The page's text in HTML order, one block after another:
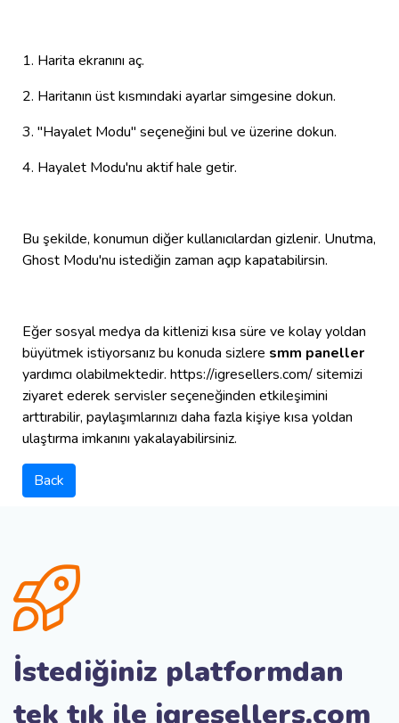
1. Harita ekranını aç.
2. Haritanın üst kısmındaki ayarlar simgesine dokun.
3. "Hayalet Modu" seçeneğini bul ve üzerine dokun.
4. Hayalet Modu'nu aktif hale getir.
Bu şekilde, konumun diğer kullanıcılardan gizlenir. Unutma,
Ghost Modu'nu istediğin zaman açıp kapatabilirsin.
Eğer sosyal medya da kitlenizi kısa süre ve kolay yoldan
büyütmek istiyorsanız bu konuda sizlere smm paneller
yardımcı olabilmektedir. https://igresellers.com/ sitemizi
ziyaret ederek servisler seçeneğinden etkileşimini
arttırabilir, paylaşımlarınızı daha fazla kişiye kısa yoldan
ulaştırma imkanını yakalayabilirsiniz.
Back
İstediğiniz platformdan
tek tık ile igresellers.com